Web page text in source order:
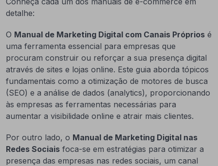
detalhe:
O Manual de Marketing Digital com Canais Próprios é
uma ferramenta essencial para empresas que
procuram construir ou reforçar a sua presença digital
através de sites e lojas online. Este guia aborda tópicos
fundamentais como a otimização de motores de busca
(SEO) e a análise de dados (analytics), proporcionando
às empresas as ferramentas necessárias para
aumentar a visibilidade online e atrair mais clientes.
Por outro lado, o Manual de Marketing Digital nas
Redes Sociais foca-se em estratégias para otimizar a
presença das empresas nas redes sociais, um canal